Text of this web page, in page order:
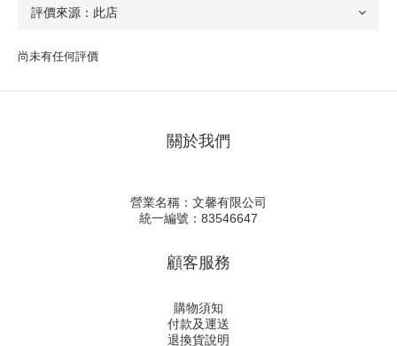
尚未有任何評價
關於我們
營業名稱：文馨有限公司
統一編號：83546647
顧客服務
購物須知
付款及運送
退換貨說明